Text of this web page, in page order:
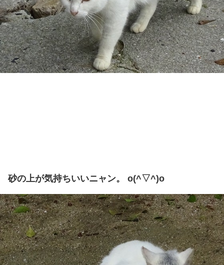
砂の上が気持ちいいニャン。 o(^▽^)o